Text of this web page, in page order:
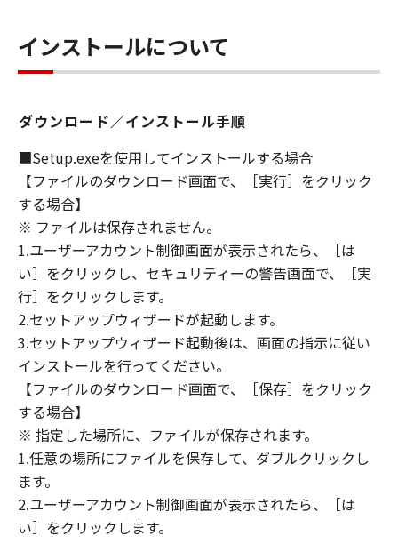
フトウェア」をインストールした時点で発効
し、下記(2)または(3)により終了されるまで有
複製物のすべてを廃棄および消去することによ
り、本契約書を終了させることができます。
(3) お客様が本契約書のいずれかの条項に違反
した場合、本契約書は直ちに終了します。
(4) お客様は、上記(3)によって本契約書が終了
した場合、速やかに、「本ソフトウェア」およ
びその複製物のすべてを廃棄または消去するも
のとします。
(5) 上記にかかわらず、本契約書第2条、第4条
から第7条まで、第8条第4項および第10条の規
定は、本契約書の終了後も効力を有します。
９．U.S. GOVERNMENT RESTRICTED RIGHTS
NOTICE
“米国政府エンドユーザー”とは、米国政府の機
関また団体を意味します。もしお客様が米国政
府エンドユーザーである場合、以下の規定が適
用されます：The SOFTWARE is a "commercial
item," as that term is defined at 48 C.F.R.
2.101 (Oct 1995), consisting of "commercial
computer software" and "commercial
インストールについて
ダウンロード／インストール手順
■Setup.exeを使用してインストールする場合
【ファイルのダウンロード画面で、［実行］をクリック
する場合】
※ ファイルは保存されません。
1.ユーザーアカウント制御画面が表示されたら、［は
い］をクリックし、セキュリティーの警告画面で、［実
行］をクリックします。
2.セットアップウィザードが起動します。
3.セットアップウィザード起動後は、画面の指示に従い
インストールを行ってください。
【ファイルのダウンロード画面で、［保存］をクリック
する場合】
※ 指定した場所に、ファイルが保存されます。
1.任意の場所にファイルを保存して、ダブルクリックし
ます。
2.ユーザーアカウント制御画面が表示されたら、［は
い］をクリックします。